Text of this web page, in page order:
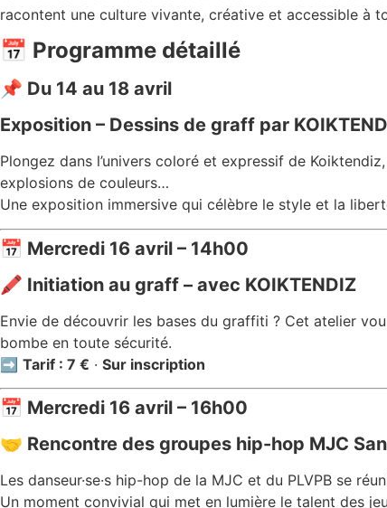
racontent une culture vivante, créative et accessible à
📅 Programme détaillé
📌 Du 14 au 18 avril
Exposition – Dessins de graff par
Plongez dans l’univers coloré et expressif de
explosions de couleurs…
Une exposition immersive qui célèbre le style et la
📅 Mercredi 16 avril – 14h00
🖍️ Initiation au graff – avec KOIKTENDIZ
Envie de découvrir les bases du graffiti ? Cet atelier
bombe en toute sécurité.
➡️ Tarif : 7 € · Sur inscription
📅 Mercredi 16 avril – 16h00
🤝 Rencontre des groupes hip-hop MJC
Les danseur·se·s hip-hop de la MJC et du PLVPB se
Un moment convivial qui met en lumière le talent des